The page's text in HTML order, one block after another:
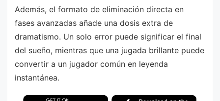
Además, el formato de eliminación directa en
fases avanzadas añade una dosis extra de
dramatismo. Un solo error puede significar el final
del sueño, mientras que una jugada brillante puede
convertir a un jugador común en leyenda
instantánea.